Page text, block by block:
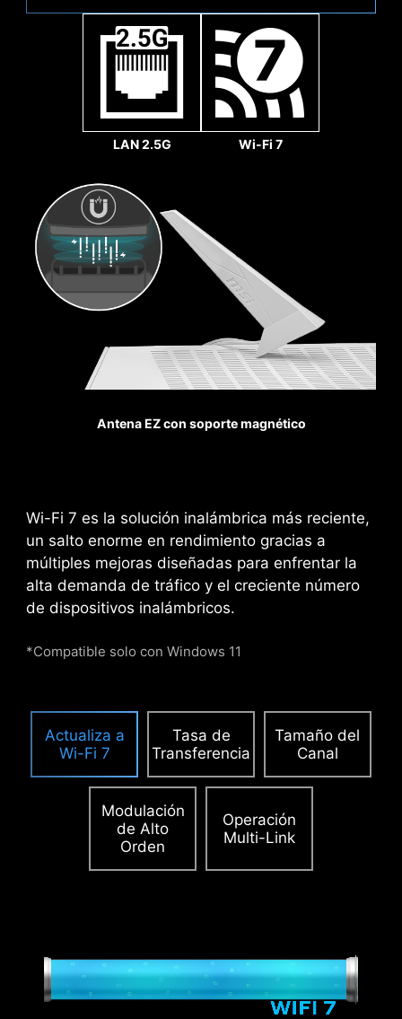
Ventilador del Sistema
LAN 2.5G Wi-Fi 7
Antena EZ con soporte magnético
Wi-Fi 7 es la solución inalámbrica más reciente,
un salto enorme en rendimiento gracias a
múltiples mejoras diseñadas para enfrentar la
alta demanda de tráfico y el creciente número
de dispositivos inalámbricos.
*Compatible solo con Windows 11
Actualiza a
Wi-Fi 7
Tasa de
Transferencia
Tamaño del
Canal
Modulación
de Alto
Orden
Operación
Multi-Link
CON SOLDADURA REFORZADA
Las ranuras MSI PCI
Express Steel Armor están
aseguradas a la placa
madre con puntos de
soldadura adicionales,
soportando el peso de
rendimiento. Cuando cada
contacto contra
interferencias
electromagnéticas.
ALIMENTACIÓN
suplementaria PCIe proporciona energía
dedicada para las altas demandas de las GPUs
utilizadas en computación con IA y gaming,
garantizando un rendimiento estable, eficiente
y sostenido. Saber más sobre compatibilidad
con gabinete.